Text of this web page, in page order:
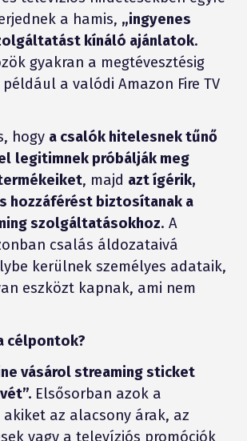
a hamis, „ingyenes
kínáló ajánlatok.
gyakran a megtévesztésig
a valódi Amazon Fire TV
hogy a csalók hitelesnek tűnő
legitimnek próbálják meg
, majd azt ígérik,
hozzáférést biztosítanak a
szolgáltatásokhoz. A
csalás áldozataivá
kerülnek személyes adataik,
eszközt kapnak, ami nem
célpontok?
vásárol streaming sticket
Elsősorban azok a
az alacsony árak, az
vagy a televíziós promóciók